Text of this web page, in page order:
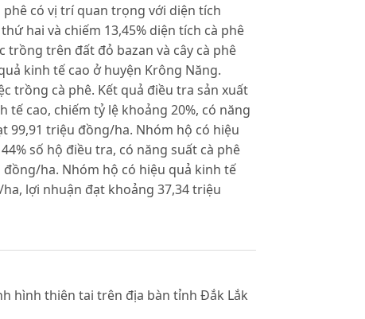
phê có vị trí quan trọng với diện tích
hai và chiếm 13,45% diện tích cà phê
trồng trên đất đỏ bazan và cây cà phê
kinh tế cao ở huyện Krông Năng.
trồng cà phê. Kết quả điều tra sản xuất
tế cao, chiếm tỷ lệ khoảng 20%, có năng
99,91 triệu đồng/ha. Nhóm hộ có hiệu
số hộ điều tra, có năng suất cà phê
ha. Nhóm hộ có hiệu quả kinh tế
lợi nhuận đạt khoảng 37,34 triệu
hình thiên tai trên địa bàn tỉnh Đắk Lắk